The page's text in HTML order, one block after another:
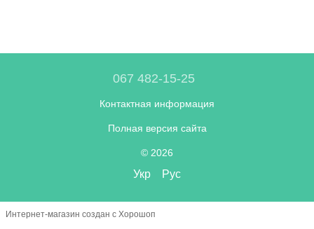
067 482-15-25
Контактная информация
Полная версия сайта
© 2026
Укр Рус
Интернет-магазин создан с Хорошоп